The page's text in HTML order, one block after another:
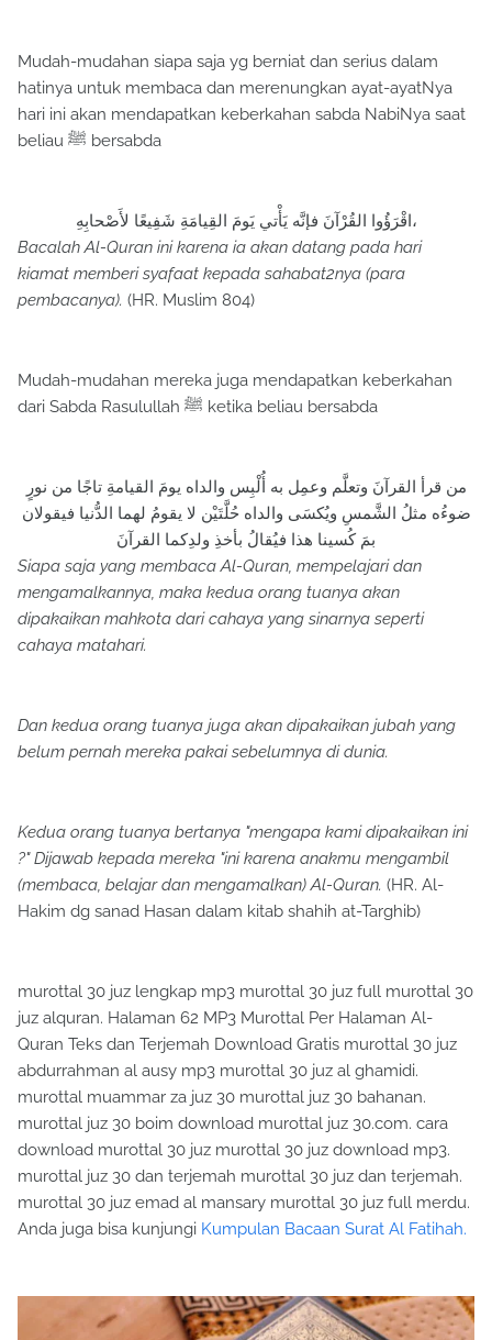
Mudah-mudahan siapa saja yg berniat dan serius dalam
hatinya untuk membaca dan merenungkan ayat-ayatNya
hari ini akan mendapatkan keberkahan sabda NabiNya saat
beliau ﷺ bersabda
اقْرَؤُوا القُرْآنَ فإنَّه يَأْتي يَومَ القِيامَةِ شَفِيعًا لأَصْحابِهِ،
Bacalah Al-Quran ini karena ia akan datang pada hari
kiamat memberi syafaat kepada sahabat2nya (para
pembacanya). (HR. Muslim 804)
Mudah-mudahan mereka juga mendapatkan keberkahan
dari Sabda Rasulullah ﷺ ketika beliau bersabda
من قرأ القرآنَ وتعلَّم وعمِل به أُلْبِس والداه يومَ القيامةِ تاجًا من نورٍ
ضوءُه مثلُ الشَّمسِ ويُكسَى والداه حُلَّتَيْن لا يقومُ لهما الدُّنيا فيقولان
بمَ كُسينا هذا فيُقالُ بأخذِ ولدِكما القرآنَ
Siapa saja yang membaca Al-Quran, mempelajari dan
mengamalkannya, maka kedua orang tuanya akan
dipakaikan mahkota dari cahaya yang sinarnya seperti
cahaya matahari.
Dan kedua orang tuanya juga akan dipakaikan jubah yang
belum pernah mereka pakai sebelumnya di dunia.
Kedua orang tuanya bertanya "mengapa kami dipakaikan ini
?" Dijawab kepada mereka "ini karena anakmu mengambil
(membaca, belajar dan mengamalkan) Al-Quran. (HR. Al-
Hakim dg sanad Hasan dalam kitab shahih at-Targhib)
murottal 30 juz lengkap mp3 murottal 30 juz full murottal 30
juz alquran. Halaman 62 MP3 Murottal Per Halaman Al-
Quran Teks dan Terjemah Download Gratis murottal 30 juz
abdurrahman al ausy mp3 murottal 30 juz al ghamidi.
murottal muammar za juz 30 murottal juz 30 bahanan.
murottal juz 30 boim download murottal juz 30.com. cara
download murottal 30 juz murottal 30 juz download mp3.
murottal juz 30 dan terjemah murottal 30 juz dan terjemah.
murottal 30 juz emad al mansary murottal 30 juz full merdu.
Anda juga bisa kunjungi Kumpulan Bacaan Surat Al Fatihah.